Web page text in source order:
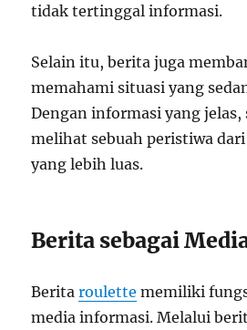
tidak tertinggal informasi.
Selain itu, berita juga
memahami situasi yang
Dengan informasi yang jelas,
melihat sebuah peristiwa
yang lebih luas.
Berita sebagai
Beritaroulette memiliki
media informasi. Melalui